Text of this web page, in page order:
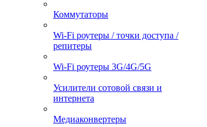
Коммутаторы
Wi-Fi роутеры / точки доступа /
репитеры
Wi-Fi роутеры 3G/4G/5G
Усилители сотовой связи и
интернета
Медиаконвертеры